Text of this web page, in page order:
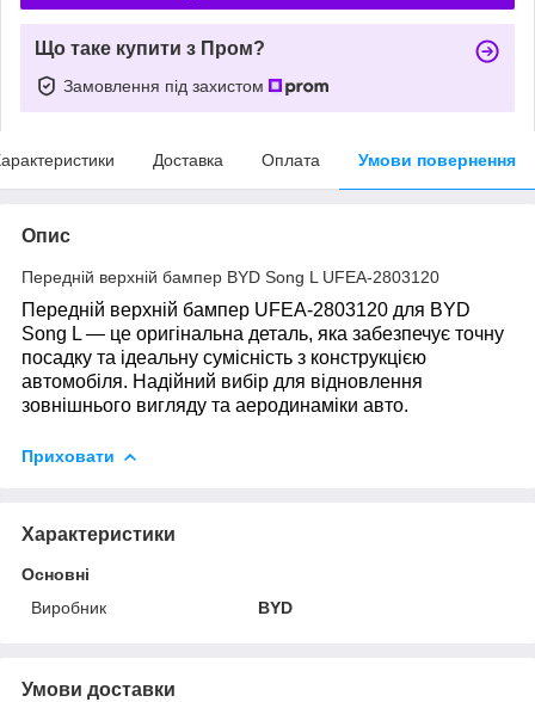
Що таке купити з Пром?
Замовлення під захистом
Доставка Оплата Умови повернення
Опис
Передній верхній бампер BYD Song L UFEA-2803120
Передній верхній бампер UFEA-2803120 для BYD
Song L — це оригінальна деталь, яка забезпечує точну
посадку та ідеальну сумісність з конструкцією
автомобіля. Надійний вибір для відновлення
зовнішнього вигляду та аеродинаміки авто.
Приховати
Характеристики
Основні
Виробник
BYD
Умови доставки